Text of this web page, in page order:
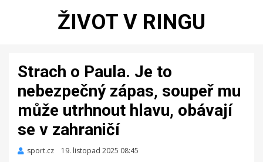
ŽIVOT V RINGU
Strach o Paula. Je to
nebezpečný zápas, soupeř mu
může utrhnout hlavu, obávají
se v zahraničí
sport.cz
Zveřejněno
19. listopad 2025 08:45